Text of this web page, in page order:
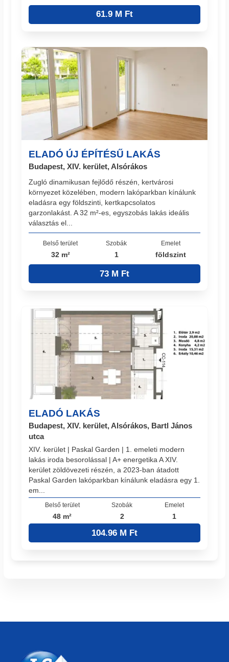
61.9 M Ft
ELADÓ ÚJ ÉPÍTÉSŰ LAKÁS
Budapest, XIV. kerület, Alsórákos
Zugló dinamikusan fejlődő részén, kertvárosi
környezet közelében, modern lakóparkban kínálunk
eladásra egy földszinti, kertkapcsolatos
garzonlakást. A 32 m²-es, egyszobás lakás ideális
választás el...
Belső terület
32 m²
Szobák
1
Emelet
földszint
73 M Ft
ELADÓ LAKÁS
Budapest, XIV. kerület, Alsórákos, Bartl János
utca
XIV. kerület | Paskal Garden | 1. emeleti modern
lakás iroda besorolással | A+ energetika A XIV.
kerület zöldövezeti részén, a 2023-ban átadott
Paskal Garden lakóparkban kínálunk eladásra egy 1.
em...
Belső terület
48 m²
Szobák
2
Emelet
1
104.96 M Ft